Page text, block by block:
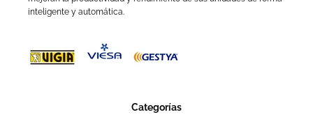
inteligente y automática.
Categorías